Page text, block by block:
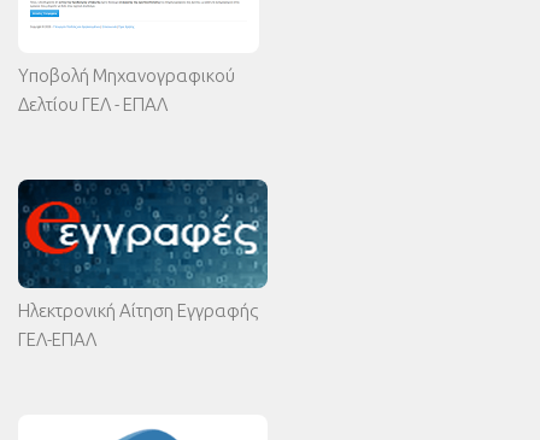
Υποβολή Μηχανογραφικού
Δελτίου ΓΕΛ - ΕΠΑΛ
Ηλεκτρονική Αίτηση Εγγραφής
ΓΕΛ-ΕΠΑΛ